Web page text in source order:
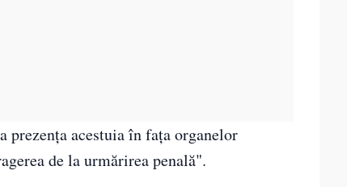
prezenţa acestuia în faţa organelor
de la urmărirea penală".